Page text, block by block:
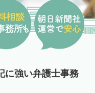
に強い弁護士事務